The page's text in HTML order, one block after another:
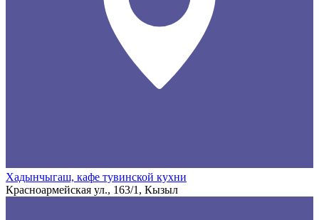
Хадынчыгаш, кафе тувинской кухни
Красноармейская ул., 163/1, Кызыл